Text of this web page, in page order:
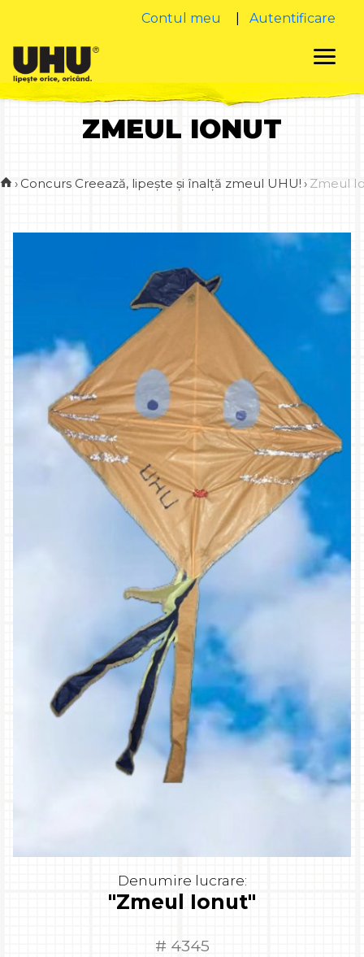
Contul meu Autentificare
ZMEUL IONUT
› Concurs Creează, lipește și înalță zmeul UHU! › Zmeul
Denumire lucrare:
"Zmeul Ionut"
# 4345